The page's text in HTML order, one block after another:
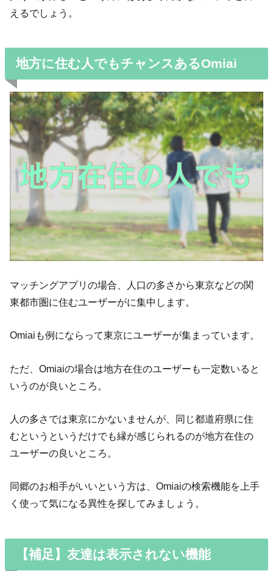
えるでしょう。
地方に住む人でもチャンスあるOmiai
マッチングアプリの場合、人口の多さから東京などの関
東都市圏に住むユーザーがに集中します。
Omiaiも例にならって東京にユーザーが集まっています。
ただ、Omiaiの場合は地方在住のユーザーも一定数いると
いうのが良いところ。
人の多さでは東京にかないませんが、同じ都道府県に住
むというというだけでも縁が感じられるのが地方在住の
ユーザーの良いところ。
同郷のお相手がいいという方は、Omiaiの検索機能を上手
く使って気になる異性を探してみましょう。
【補足】友達は表示されない機能